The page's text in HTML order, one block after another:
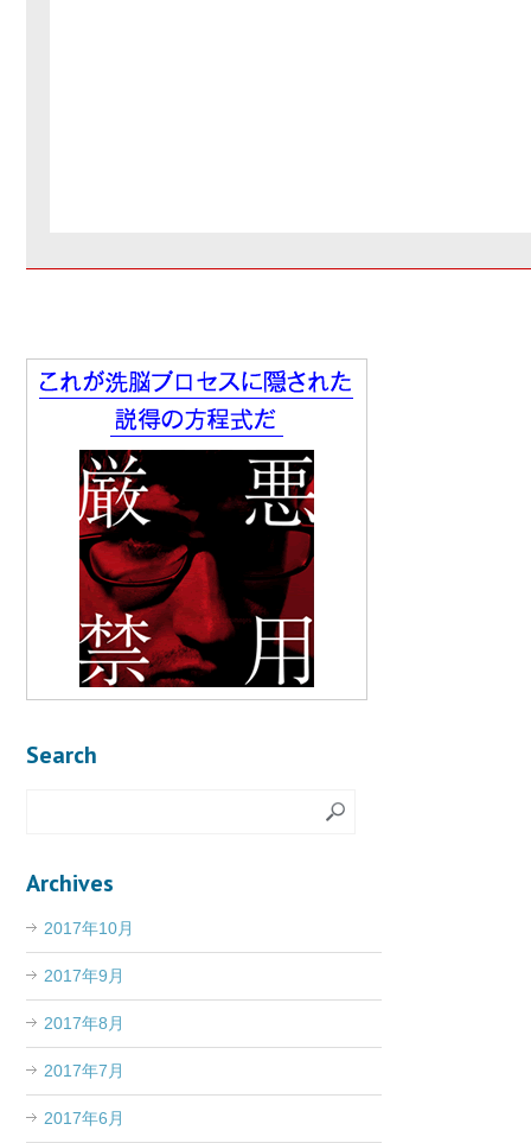
Search
Archives
2017年10月
2017年9月
2017年8月
2017年7月
2017年6月